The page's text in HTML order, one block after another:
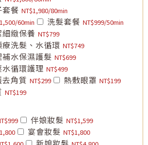
餐 NT$1,980/80min
60min 洗髮套餐 NT$999/50min
緻保養 NT$799
洗髮、水循環 NT$749
水保濕護髮 NT$699
循環護理 NT$499
角質 NT$299 熱敷眼罩 NT$199
NT$199
伴娘妝髮 NT$1,599
宴會妝髮 NT$1,800